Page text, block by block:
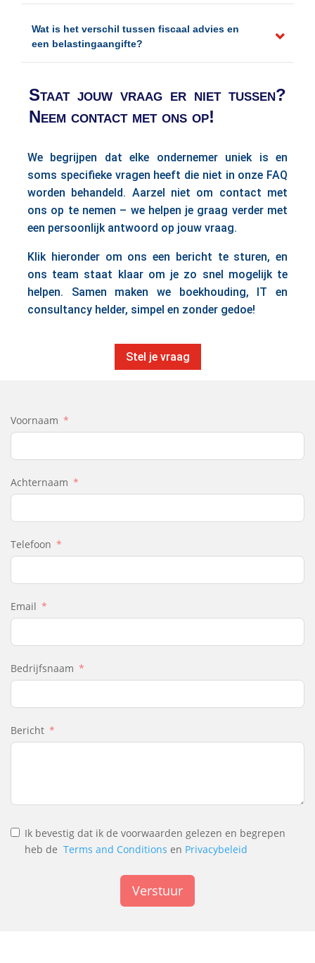
Wat is het verschil tussen fiscaal advies en
een belastingaangifte?
Staat jouw vraag er niet tussen?
Neem contact met ons op!
We begrijpen dat elke ondernemer uniek is en
soms specifieke vragen heeft die niet in onze FAQ
worden behandeld. Aarzel niet om contact met
ons op te nemen – we helpen je graag verder met
een persoonlijk antwoord op jouw vraag.
Klik hieronder om ons een bericht te sturen, en
ons team staat klaar om je zo snel mogelijk te
helpen. Samen maken we boekhouding, IT en
consultancy helder, simpel en zonder gedoe!
Stel je vraag
Voornaam
Achternaam
Telefoon
Email
Bedrijfsnaam
Bericht
Ik bevestig dat ik de voorwaarden gelezen en begrepen
heb de Terms and Conditions en Privacybeleid
Verstuur